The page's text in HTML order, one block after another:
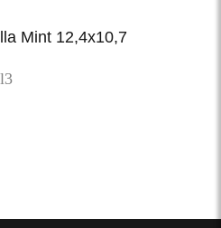
Mint 12,4x10,7